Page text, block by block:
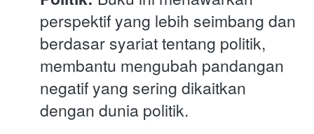
perspektif yang lebih seimbang dan
berdasar syariat tentang politik,
membantu mengubah pandangan
negatif yang sering dikaitkan
dengan dunia politik.